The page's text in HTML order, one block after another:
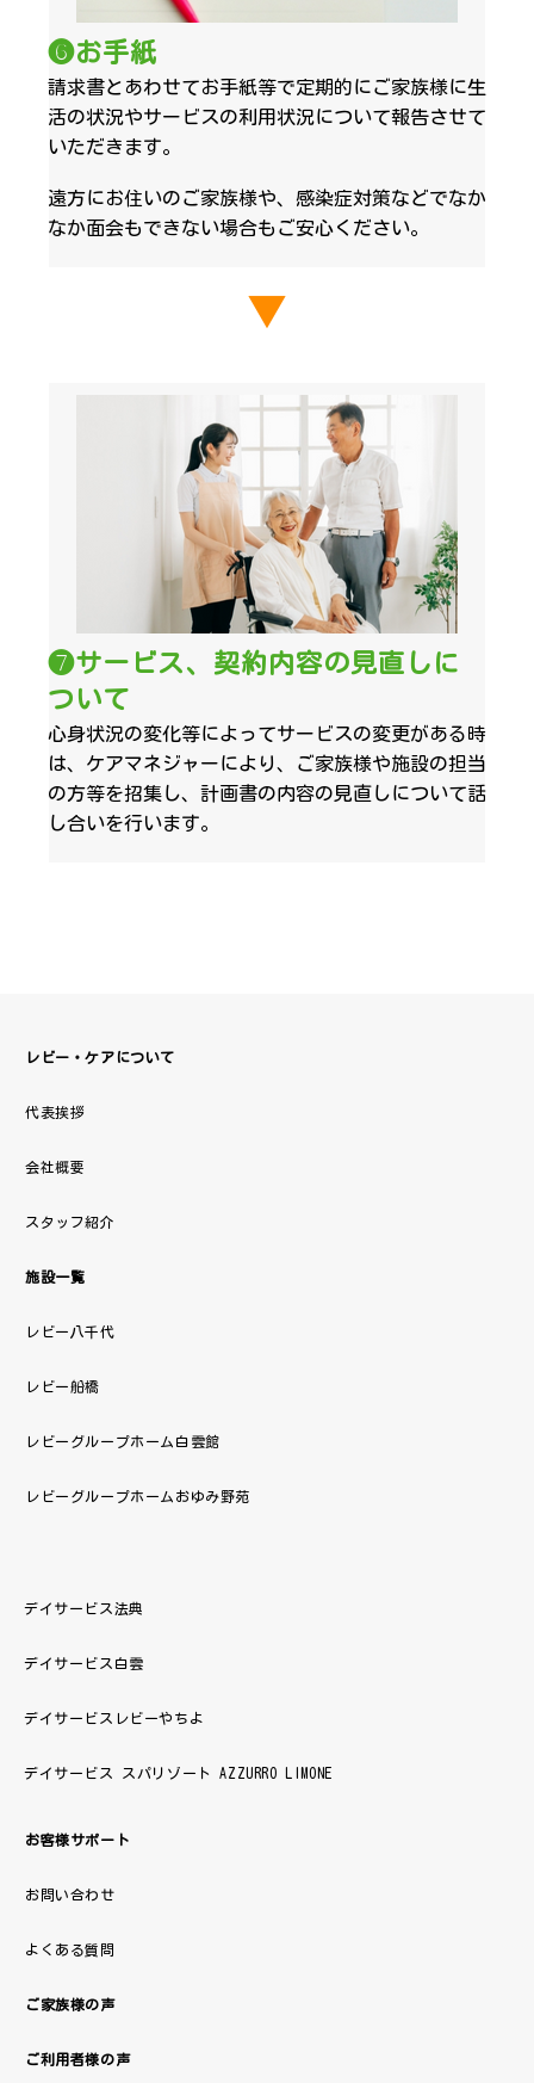
❻お手紙
請求書とあわせてお手紙等で定期的にご家族様に生
活の状況やサービスの利用状況について報告させて
いただきます。
遠方にお住いのご家族様や、感染症対策などでなか
なか面会もできない場合もご安心ください。
▼
❼サービス、契約内容の見直しに
ついて
心身状況の変化等によってサービスの変更がある時
は、ケアマネジャーにより、ご家族様や施設の担当
の方等を招集し、計画書の内容の見直しについて話
し合いを行います。
レビー・ケアについて
代表挨拶
会社概要
スタッフ紹介
施設一覧
レビー八千代
レビー船橋
レビーグループホーム白雲館
レビーグループホームおゆみ野苑
デイサービス法典
デイサービス白雲
デイサービスレビーやちよ
デイサービス スパリゾート AZZURRO LIMONE
お客様サポート
お問い合わせ
よくある質問
ご家族様の声
ご利用者様の声